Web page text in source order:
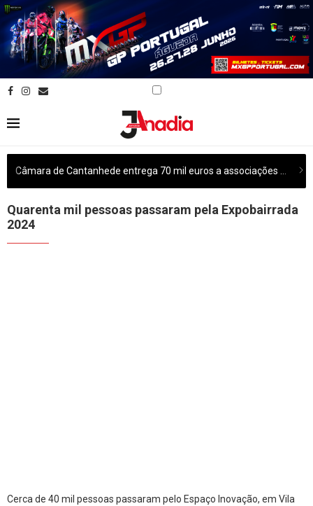
Quarenta mil pessoas passaram pela Expobairrada
2024
Cerca de 40 mil pessoas passaram pelo Espaço Inovação, em Vila